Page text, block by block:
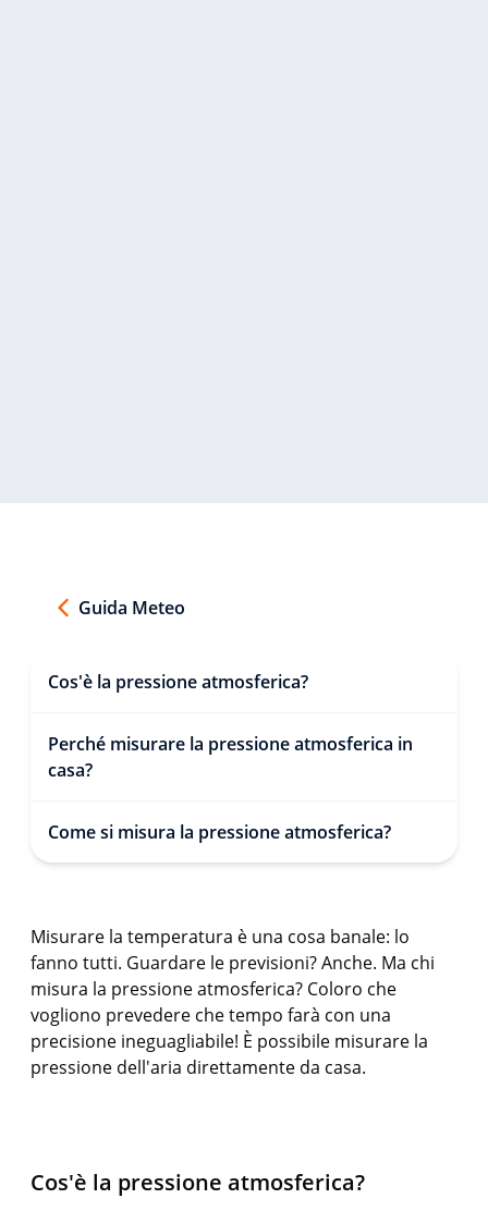
Guida Meteo
Cos'è la pressione atmosferica?
Perché misurare la pressione atmosferica in
casa?
Come si misura la pressione atmosferica?
Misurare la temperatura è una cosa banale: lo
fanno tutti. Guardare le previsioni? Anche. Ma chi
misura la pressione atmosferica? Coloro che
vogliono prevedere che tempo farà con una
precisione ineguagliabile! È possibile misurare la
pressione dell'aria direttamente da casa.
Cos'è la pressione atmosferica?